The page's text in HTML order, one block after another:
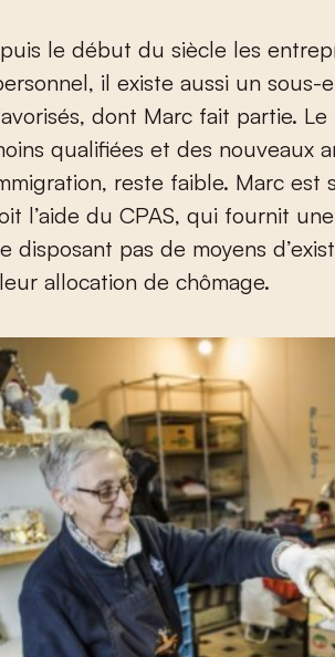
le début du siècle les
il existe aussi un
dont Marc fait partie. Le
qualifiées et des nouveaux
reste faible. Marc
l’aide du CPAS, qui fournit
disposant pas de moyens
allocation de chômage.